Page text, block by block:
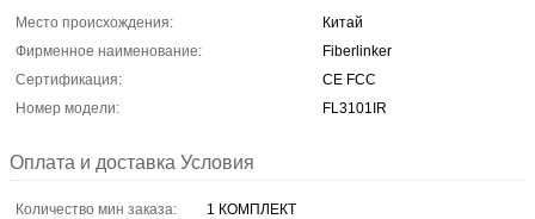
Место происхождения:
Китай
Фирменное наименование:
Fiberlinker
Сертификация:
CE FCC
Номер модели:
FL3101IR
Оплата и доставка Условия
Количество мин заказа:
1 КОМПЛЕКТ